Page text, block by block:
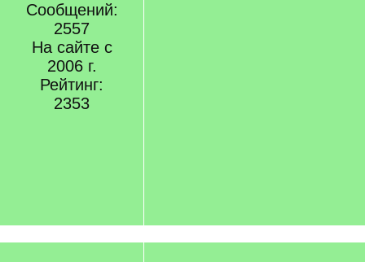
Сообщений:
2557
На сайте с
2006 г.
Рейтинг:
2353